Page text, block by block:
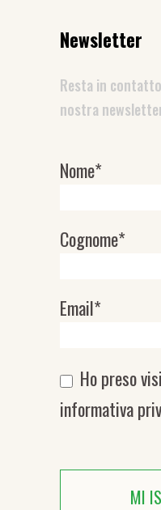
Newsletter
Resta in
nostra
Newsletter
Nome*
Cognome*
Email*
Ho preso
informativa
MI